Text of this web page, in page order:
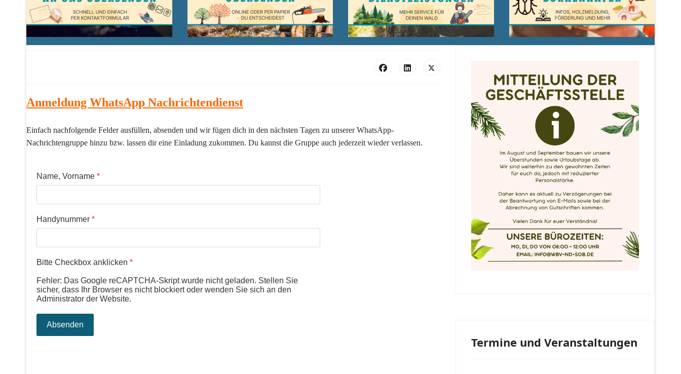
Anmeldung WhatsApp Nachrichtendienst
Einfach nachfolgende Felder ausfüllen, absenden und wir fügen dich in den nächsten Tagen zu unserer WhatsApp-
Nachrichtengruppe hinzu bzw. lassen dir eine Einladung zukommen. Du kannst die Gruppe auch jederzeit wieder verlassen.
Name, Vorname *
Handynummer *
Bitte Checkbox anklicken *
Fehler: Das Google reCAPTCHA-Skript wurde nicht geladen. Stellen Sie
sicher, dass Ihr Browser es nicht blockiert oder wenden Sie sich an den
Administrator der Website.
Absenden
Termine und Veranstaltungen